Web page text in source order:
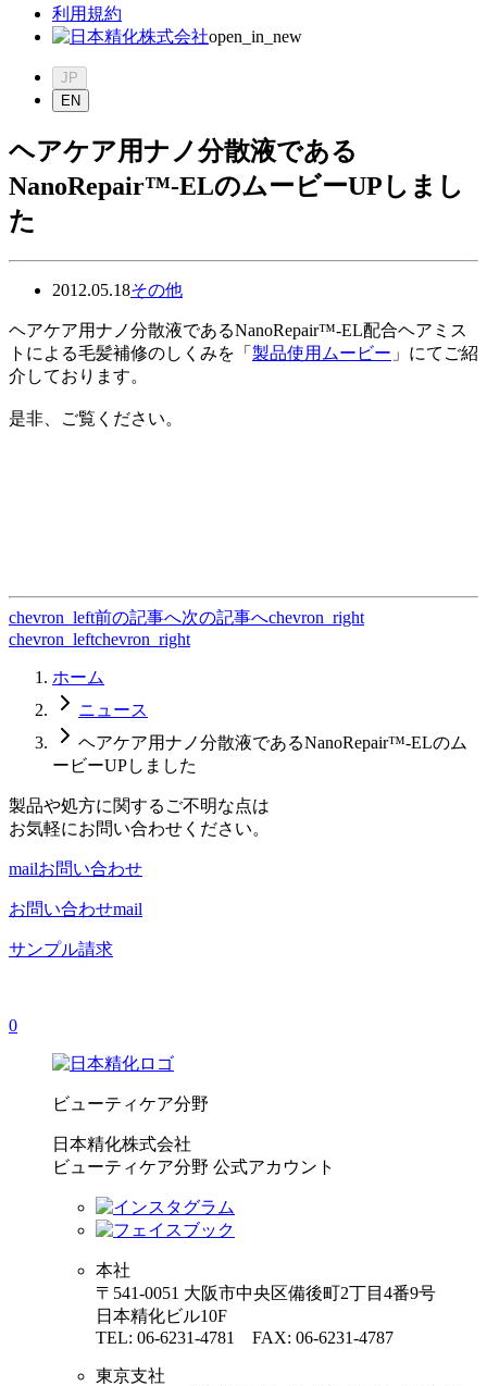
利用規約
open_in_new
JP
EN
ヘアケア用ナノ分散液である
NanoRepair™-ELのムービーUPしまし
た
2012.05.18その他
ヘアケア用ナノ分散液であるNanoRepair™-EL配合ヘアミス
トによる毛髪補修のしくみを「 製品使用ムービー 」にてご紹
介しております。
是非、ご覧ください。
chevron_left前の記事へ次の記事へchevron_right
chevron_leftchevron_right
ホーム
ニュース
ヘアケア用ナノ分散液であるNanoRepair™-ELのム
ービーUPしました
製品や処方に関するご不明な点は
お気軽にお問い合わせください。
mailお問い合わせ
お問い合わせmail
サンプル請求
0
ビューティケア分野
日本精化株式会社
ビューティケア分野 公式アカウント
本社
〒541-0051 大阪市中央区備後町2丁目4番9号
日本精化ビル10F
TEL: 06-6231-4781 FAX: 06-6231-4787
東京支社